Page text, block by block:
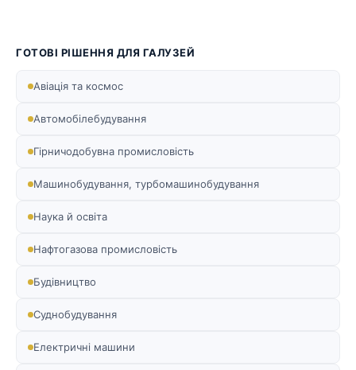
ГОТОВІ РІШЕННЯ ДЛЯ ГАЛУЗЕЙ
Авіація та космос
Автомобілебудування
Гірничодобувна промисловість
Машинобудування, турбомашинобудування
Наука й освіта
Нафтогазова промисловість
Будівництво
Суднобудування
Електричні машини